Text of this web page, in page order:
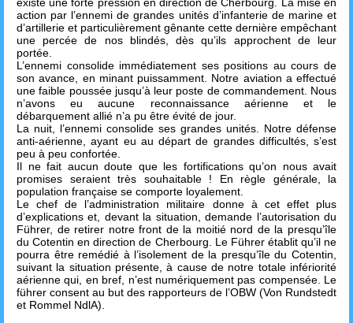
action par l’ennemi de grandes unités d’infanterie de marine et
d’artillerie et particulièrement gênante cette dernière empêchant
une percée de nos blindés, dès qu’ils approchent de leur
portée.
L’ennemi consolide immédiatement ses positions au cours de
son avance, en minant puissamment. Notre aviation a effectué
une faible poussée jusqu’à leur poste de commandement. Nous
n’avons eu aucune reconnaissance aérienne et le
débarquement allié n’a pu être évité de jour.
La nuit, l’ennemi consolide ses grandes unités. Notre défense
anti-aérienne, ayant eu au départ de grandes difficultés, s’est
peu à peu confortée.
Il ne fait aucun doute que les fortifications qu’on nous avait
promises seraient très souhaitable ! En règle générale, la
population française se comporte loyalement.
Le chef de l’administration militaire donne à cet effet plus
d’explications et, devant la situation, demande l’autorisation du
Führer, de retirer notre front de la moitié nord de la presqu’île
du Cotentin en direction de Cherbourg. Le Führer établit qu’il ne
pourra être remédié à l’isolement de la presqu’île du Cotentin,
suivant la situation présente, à cause de notre totale infériorité
aérienne qui, en bref, n’est numériquement pas compensée. Le
führer consent au but des rapporteurs de l’OBW (Von Rundstedt
et Rommel NdlA).